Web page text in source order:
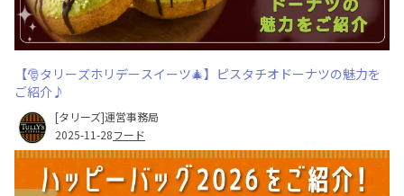
【🎅タリーズホリデースイーツ🎄】ピスタチオドーナツの魅力を
ご紹介♪
[タリーズ]運営事務局
2025-11-28フード